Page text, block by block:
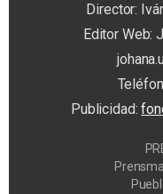
Director:
Editor Web:
Publicidad: